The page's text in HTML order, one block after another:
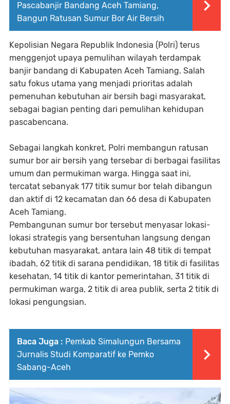
Pascabanjir Bandang Aceh Tamiang,
Bangun Ratusan Sumur Bor Air Bersih
Kepolisian Negara Republik Indonesia (Polri) terus
menggenjot upaya pemulihan wilayah terdampak
banjir bandang di Kabupaten Aceh Tamiang. Salah
satu fokus utama yang menjadi prioritas adalah
pemenuhan kebutuhan air bersih bagi masyarakat,
sebagai bagian penting dari pemulihan kehidupan
pascabencana.
Sebagai langkah konkret, Polri membangun ratusan
sumur bor air bersih yang tersebar di berbagai fasilitas
umum dan permukiman warga. Hingga saat ini,
tercatat sebanyak 177 titik sumur bor telah dibangun
dan aktif di 12 kecamatan dan 66 desa di Kabupaten
Aceh Tamiang.
Pembangunan sumur bor tersebut menyasar lokasi-
lokasi strategis yang bersentuhan langsung dengan
kebutuhan masyarakat, antara lain 48 titik di tempat
ibadah, 62 titik di sarana pendidikan, 18 titik di fasilitas
kesehatan, 14 titik di kantor pemerintahan, 31 titik di
permukiman warga, 2 titik di area publik, serta 2 titik di
lokasi pengungsian.
Baca Juga : Pemkab Simalungun Bersama
Jurnalis Studi Komparatif ke Pemko
Sabang-Aceh